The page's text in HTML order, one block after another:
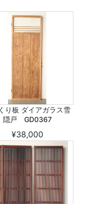
り板 ダイアガラス雪
隠戸 GD0367
¥38,000